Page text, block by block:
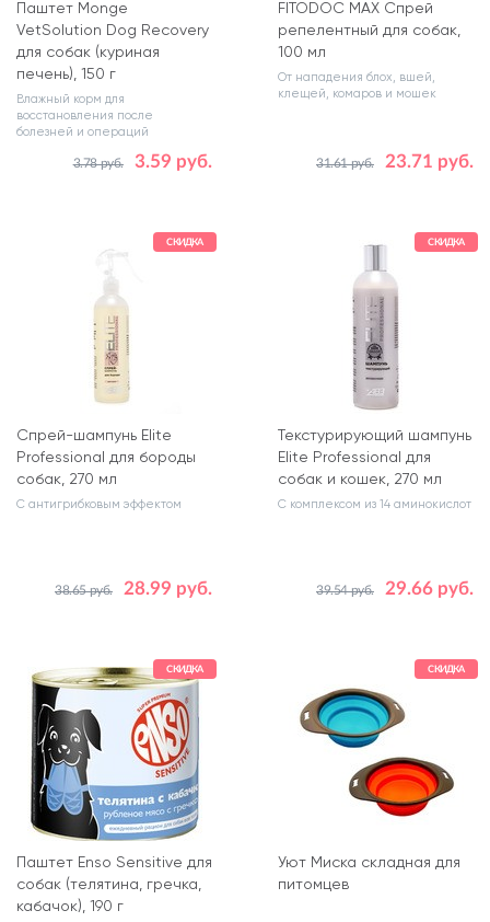
Паштет Monge
VetSolution Dog Recovery
для собак (куриная
печень), 150 г
Влажный корм для
восстановления после
болезней и операций
3.59 руб.
3.78 руб.
Количество в упаковке, шт.
FITODOC MAX Спрей
репелентный для собак,
100 мл
От нападения блох, вшей,
клещей, комаров и мошек
23.71 руб.
31.61 руб.
СКИДКА
Спрей-шампунь Elite
Professional для бороды
собак, 270 мл
С антигрибковым эффектом
28.99 руб.
38.65 руб.
СКИДКА
Текстурирующий шампунь
Elite Professional для
собак и кошек, 270 мл
С комплексом из 14 аминокислот
29.66 руб.
39.54 руб.
СКИДКА
Паштет Enso Sensitive для
собак (телятина, гречка,
кабачок), 190 г
СКИДКА
Уют Миска складная для
питомцев